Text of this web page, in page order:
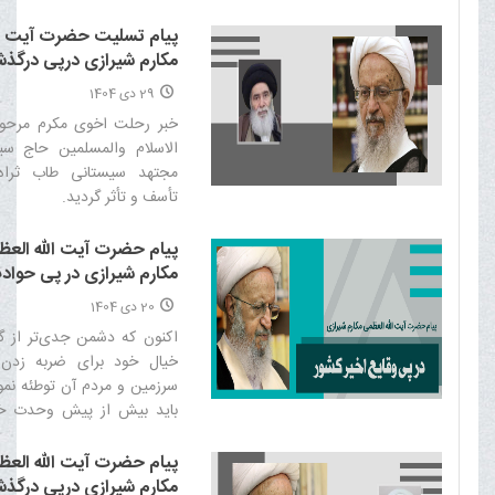
توجه قرار نگرفته و چونان
بنیادین معرفی نگردیده است.‌
پیام تسلیت حضرت آیت
مکارم شیرازی درپی
اخوی مکرم حضرت آیت
سیستانی
29 دی 1404
خبر رحلت اخوی مکرم
الاسلام والمسلمین حاج
مجتهد سیستانی طاب
تأسف و تأثر گردید.‌
پیام حضرت آیت الله
مکارم شیرازی در پی
کشور
20 دی 1404
اکنون که دشمن جدی‌تر از
خیال خود برای ضربه
سرزمین و مردم آن توطئه
باید بیش از پیش وحدت
پیام حضرت آیت الله
مکارم شیرازی درپی